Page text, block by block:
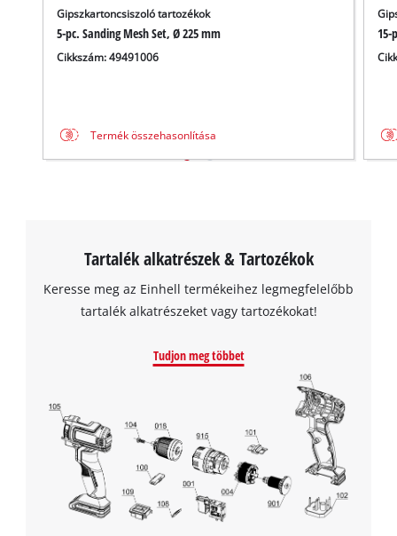
A Google Maps szolgáltatás betöltéséhez
szükségünk van az Ön jóváhagyására!
visitor. The website owner needs to setup
Gipszkartoncsiszoló tartozékok
5-pc. Sanding Mesh Set, Ø 225 mm
Cikkszám: 49491006
Termék összehasonlítása
15-
Tartalék alkatrészek & Tartozékok
Keresse meg az Einhell termékeihez legmegfelelőbb
tartalék alkatrészeket vagy tartozékokat!
Tudjon meg többet